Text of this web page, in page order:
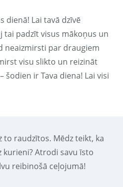
dienā! Lai tavā dzīvē
tai padzīt visus mākoņus un
neaizmirsti par draugiem
visu slikto un reizināt
šodien ir Tava diena! Lai visi
to raudzītos. Mēdz teikt, ka
kurieni? Atrodi savu īsto
reibinošā ceļojumā!